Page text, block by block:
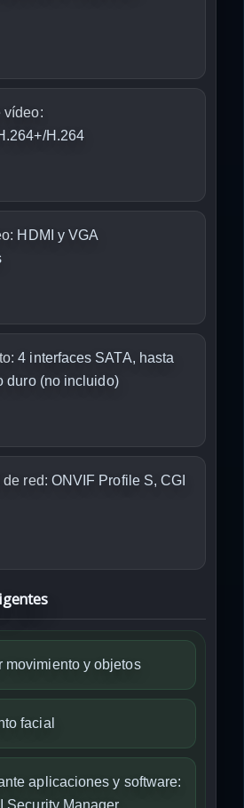
vídeo:
H.264
HDMI y VGA
4 interfaces SATA, hasta
duro (no incluido)
red: ONVIF Profile S, CGI
movimiento y objetos
facial
aplicaciones y software:
Security Manager